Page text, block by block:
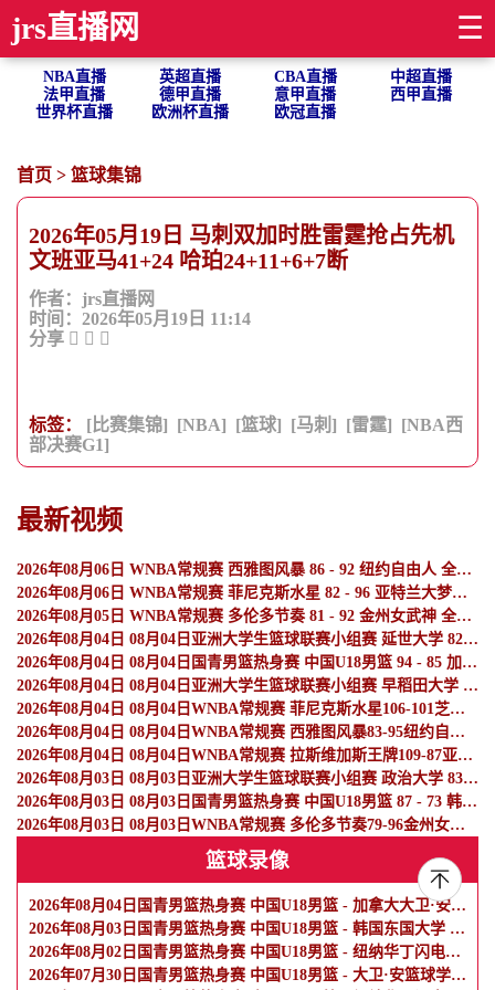
jrs直播网 ☰
NBA直播 英超直播 CBA直播
中超直播
法甲直播
德甲直播 意甲直播
西甲直播
世界杯直播
欧洲杯直播 欧冠直播
首页 > 篮球集锦
2026年05月19日 马刺双加时胜雷霆抢占先机
文班亚马41+24 哈珀24+11+6+7断
作者：jrs直播网
时间：2026年05月19日 11:14
分享
标签： [比赛集锦] [NBA] [篮球] [马刺] [雷霆] [NBA西
部决赛G1]
最新视频
2026年08月06日 WNBA常规赛 西雅图风暴 86 - 92 纽约自由人 全场集锦
2026年08月06日 WNBA常规赛 菲尼克斯水星 82 - 96 亚特兰大梦想 全场集锦
2026年08月05日 WNBA常规赛 多伦多节奏 81 - 92 金州女武神 全场集锦
2026年08月04日 08月04日亚洲大学生篮球联赛小组赛 延世大学 82 - 83 北京大学 集锦
2026年08月04日 08月04日国青男篮热身赛 中国U18男篮 94 - 85 加拿大大卫·安篮球学院 集锦
2026年08月04日 08月04日亚洲大学生篮球联赛小组赛 早稻田大学 71 - 86 清华大学 集锦
2026年08月04日 08月04日WNBA常规赛 菲尼克斯水星106-101芝加哥天空 全场集锦
2026年08月04日 08月04日WNBA常规赛 西雅图风暴83-95纽约自由人 全场集锦
2026年08月04日 08月04日WNBA常规赛 拉斯维加斯王牌109-87亚特兰大梦想 全场集锦
2026年08月03日 08月03日亚洲大学生篮球联赛小组赛 政治大学 83 - 71 上海交通大学 集锦
2026年08月03日 08月03日国青男篮热身赛 中国U18男篮 87 - 73 韩国东国大学 集锦
2026年08月03日 08月03日WNBA常规赛 多伦多节奏79-96金州女武神 全场集锦
篮球录像
2026年08月04日国青男篮热身赛 中国U18男篮 - 加拿大大卫·安篮球学院 全场录像
2026年08月03日国青男篮热身赛 中国U18男篮 - 韩国东国大学 全场录像
2026年08月02日国青男篮热身赛 中国U18男篮 - 纽纳华丁闪电队 全场录像
2026年07月30日国青男篮热身赛 中国U18男篮 - 大卫·安篮球学院 全场录像